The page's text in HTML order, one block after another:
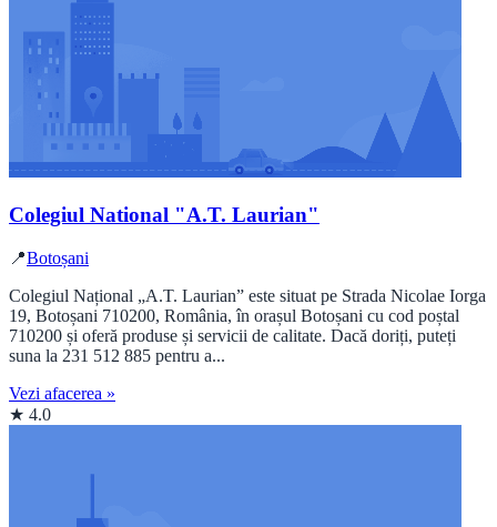
Colegiul National "A.T. Laurian"
📍Botoșani
Colegiul Național „A.T. Laurian” este situat pe Strada Nicolae Iorga
19, Botoșani 710200, România, în orașul Botoșani cu cod poștal
710200 și oferă produse și servicii de calitate. Dacă doriți, puteți
suna la 231 512 885 pentru a...
Vezi afacerea »
★ 4.0